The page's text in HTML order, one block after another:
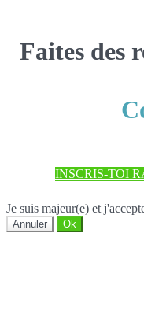
Faites des
INSCRIS-TOI
Je suis majeur(e) et
Annuler Ok